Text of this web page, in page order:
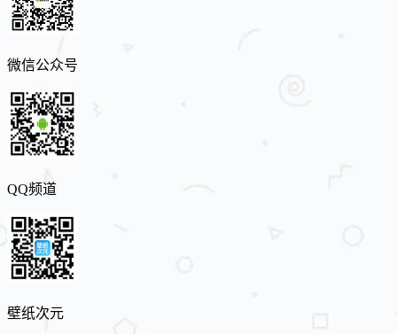
微信公众号
QQ频道
壁纸次元